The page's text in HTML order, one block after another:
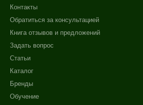
Контакты
Обратиться за консультацией
Книга отзывов и предложений
Задать вопрос
Статьи
Каталог
Бренды
Обучение